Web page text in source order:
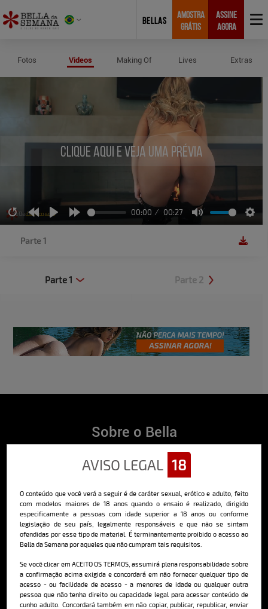
BELLAS
AMOSTRA
GRÁTIS
ASSINE
AGORA
Fotos Videos Making Of Lives Extras
Clique aqui e veja uma prévia
RestartRewind
10s
Play Forward
00:00 00:27
Mute
Parte 1 Parte 2
AVISO LEGAL 18
O conteúdo que você verá a seguir é de caráter sexual, erótico e adulto, feito
com modelos maiores de 18 anos quando o ensaio é realizado, dirigido
especificamente a pessoas com idade superior a 18 anos ou conforme
legislação de seu país, legalmente responsáveis e que não se sintam
ofendidas por esse tipo de material. É terminantemente proibido o acesso ao
Bella da Semana por aqueles que não cumpram tais requisitos.
Se você clicar em ACEITO OS TERMOS, assumirá plena responsabilidade sobre
a confirmação acima exigida e concordará em não fornecer qualquer tipo de
acesso - ou facilidade de acesso - a menores de idade ou qualquer outra
pessoa que não tenha direito ou capacidade legal para acessar conteúdo de
cunho adulto. Concordará também em não copiar, publicar, republicar, enviar
Sobre o Bella
O Bella da Semana é a maior e mais longeva revista masculina digital
do Brasil, com ensaios fotográficos e vídeos exclusivos de alta
qualidade, além de conteúdo editorial sobre saúde, esportes, moda,
Saiba mais
Cadastre-se e receba a mais
deliciosa newsletter da internet